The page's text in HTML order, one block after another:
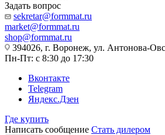
Задать вопрос
sekretar@formmat.ru
market@formmat.ru
shop@formmat.ru
394026, г. Воронеж, ул. Антонова-
Пн-Пт: с 8:30 до 17:30
Вконтакте
Telegram
Яндекс.Дзен
Где купить
Написать сообщение Стать дилером